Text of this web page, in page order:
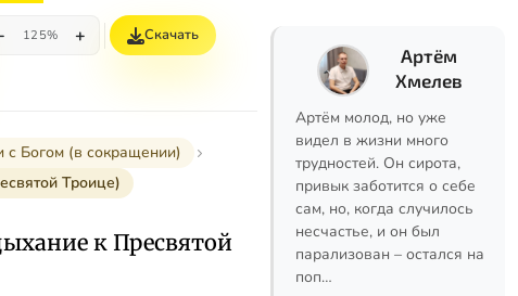
125% + Скачать
с Богом (в сокращении)
Троице)
к Пресвятой
Артём
Хмелев
Артём молод, но уже
видел в жизни много
трудностей. Он сирота,
привык заботится о себе
сам, но, когда случилось
несчастье, и он был
парализован – остался на
поп…